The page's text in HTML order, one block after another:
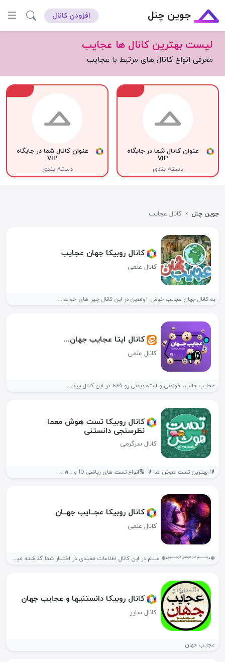
جوین چنل افزودن کانال
لیست بهترین کانال ها عجایب
معرفی انواع کانال های مرتبط با عجایب
عنوان کانال شما در جایگاه
VIP
دسته بندی
عنوان کانال شما در جایگاه
VIP
دسته بندی
جوین چنل › کانال عجایب
کانال روبیکا جهان عجایب
کانال علمی
به کانال جهان عجایب خوش آومدین در این کانال چیز های خوایم...
کانال ایتا عجایب جهان...
کانال علمی
عجایب جالب، خوندنی و البته دیدنی رو فقط در این کانال پیدا...
کانال روبیکا تست هوش معما
نظرسنجی دانستنی
کانال سرگرمی
🔰 بهترین تست هوش ها 🔰 🔢انواع تست های ریاضی IQ و...🔥...
کانال روبیکا عجــایب جهــان
کانال علمی
❃•﷽•❃ سلام در این کانال اطلاعات مفیدی در اختیار شما گذاشته میشود...
کانال روبیکا دانستنیها و عجایب جهان
کانال سایر
عجایب جهان